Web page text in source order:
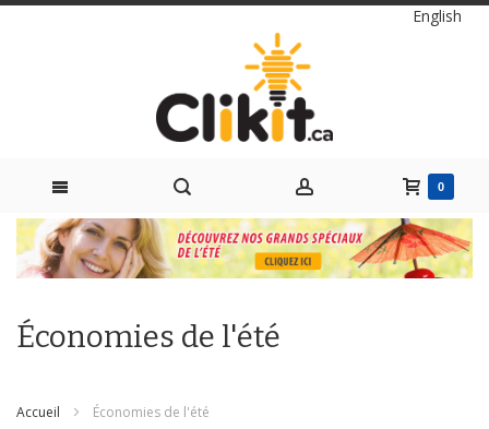
Langue
English
00 items
Skip
to
Économies de l'été
Accueil Économies de l'été